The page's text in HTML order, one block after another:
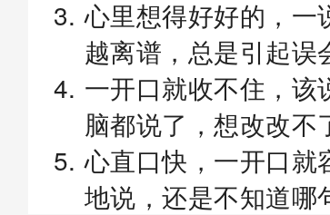
心里想得好好的，一
越离谱，总是引起误
一开口就收不住，该
脑都说了，想改改不
心直口快，一开口就
地说，还是不知道哪